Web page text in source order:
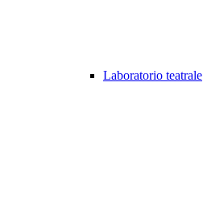
Laboratorio teatrale